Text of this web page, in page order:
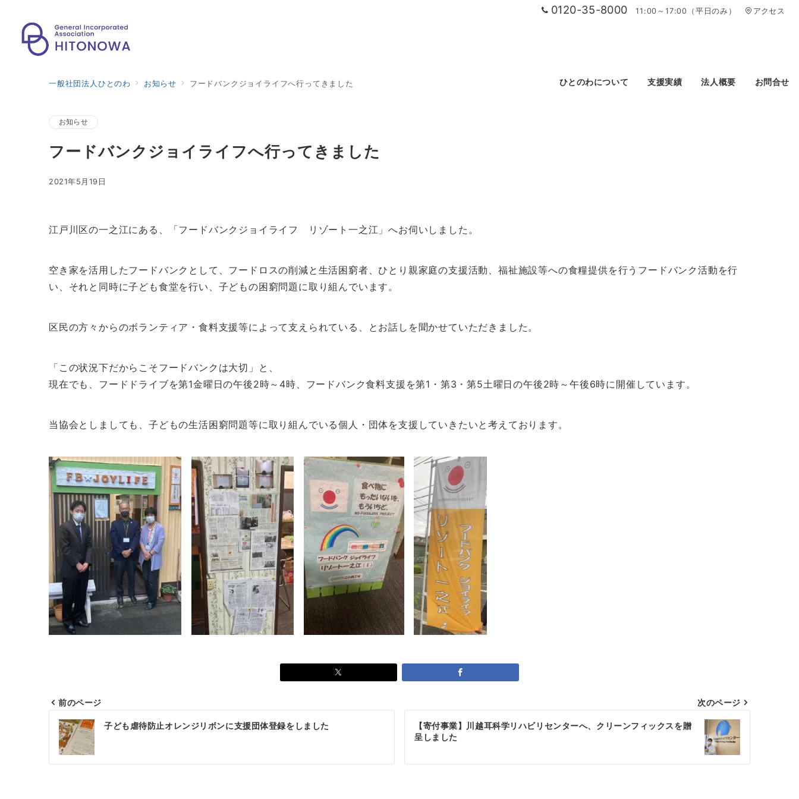
0120-35-8000 11:00～17:00（平日のみ） アクセス
ひとのわについて 支援実績 法人概要 お問合せ
一般社団法人ひとのわ お知らせ フードバンクジョイライフへ行ってきました
お知らせ
フードバンクジョイライフへ行ってきました
2021年5月19日
江戸川区の一之江にある、「フードバンクジョイライフ リゾート一之江」へお伺いしました。
空き家を活用したフードバンクとして、フードロスの削減と生活困窮者、ひとり親家庭の支援活動、福祉施設等への食糧提供を行うフードバンク活動を行
い、それと同時に子ども食堂を行い、子どもの困窮問題に取り組んでいます。
区民の方々からのボランティア・食料支援等によって支えられている、とお話しを聞かせていただきました。
「この状況下だからこそフードバンクは大切」と、
現在でも、フードドライブを第1金曜日の午後2時～4時、フードバンク食料支援を第1・第3・第5土曜日の午後2時～午後6時に開催しています。
当協会としましても、子どもの生活困窮問題等に取り組んでいる個人・団体を支援していきたいと考えております。
投
稿
ナ
前のページ
子ども虐待防止オレンジリボンに支援団体登録をしました
次のページ
【寄付事業】川越耳科学リハビリセンターへ、クリーンフィックスを贈
呈しました